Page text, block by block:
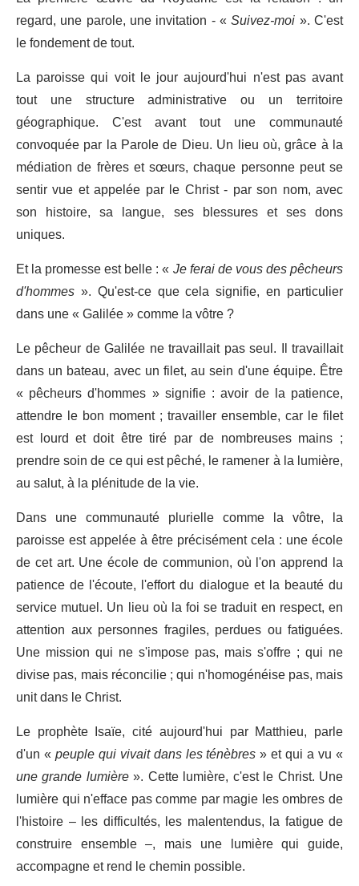
regard, une parole, une invitation - «Suivez-moi». C'est
le fondement de tout.
La paroisse qui voit le jour aujourd'hui n'est pas avant
tout une structure administrative ou un territoire
géographique. C'est avant tout une communauté
convoquée par la Parole de Dieu. Un lieu où, grâce à la
médiation de frères et sœurs, chaque personne peut se
sentir vue et appelée par le Christ - par son nom, avec
son histoire, sa langue, ses blessures et ses dons
uniques.
Et la promesse est belle : «Je ferai de vous des pêcheurs
d'hommes ». Qu'est-ce que cela signifie, en particulier
dans une « Galilée » comme la vôtre ?
Le pêcheur de Galilée ne travaillait pas seul. Il travaillait
dans un bateau, avec un filet, au sein d'une équipe. Être
« pêcheurs d'hommes » signifie : avoir de la patience,
attendre le bon moment ; travailler ensemble, car le filet
est lourd et doit être tiré par de nombreuses mains ;
prendre soin de ce qui est pêché, le ramener à la lumière,
au salut, à la plénitude de la vie.
Dans une communauté plurielle comme la vôtre, la
paroisse est appelée à être précisément cela : une école
de cet art. Une école de communion, où l'on apprend la
patience de l'écoute, l'effort du dialogue et la beauté du
service mutuel. Un lieu où la foi se traduit en respect, en
attention aux personnes fragiles, perdues ou fatiguées.
Une mission qui ne s'impose pas, mais s'offre ; qui ne
divise pas, mais réconcilie ; qui n'homogénéise pas, mais
unit dans le Christ.
Le prophète Isaïe, cité aujourd'hui par Matthieu, parle
d'un «peuple qui vivait dans les ténèbres» et qui a vu «
une grande lumière». Cette lumière, c'est le Christ. Une
lumière qui n'efface pas comme par magie les ombres de
l'histoire – les difficultés, les malentendus, la fatigue de
construire ensemble –, mais une lumière qui guide,
accompagne et rend le chemin possible.